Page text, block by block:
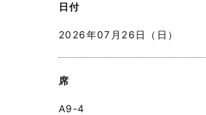
日付
2026年07月26日（日）
席
A9‐4